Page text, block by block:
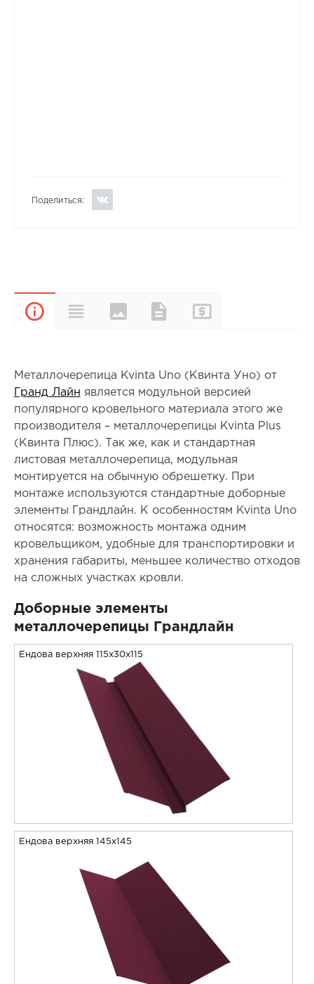
Поделиться:
ОписаниеХарактеристики
Цвета и
покрытия
Документы
Металлочерепица Kvinta Uno (Квинта Уно) от
Гранд Лайн является модульной версией
популярного кровельного материала этого же
производителя – металлочерепицы Kvinta Plus
(Квинта Плюс). Так же, как и стандартная
листовая металлочерепица, модульная
монтируется на обычную обрешетку. При
монтаже используются стандартные доборные
элементы Грандлайн. К особенностям Kvinta Uno
относятся: возможность монтажа одним
кровельщиком, удобные для транспортировки и
хранения габариты, меньшее количество отходов
на сложных участках кровли.
Доборные элементы
металлочерепицы Грандлайн
Ендова верхняя 115x30x115
Ендова верхняя 145х145